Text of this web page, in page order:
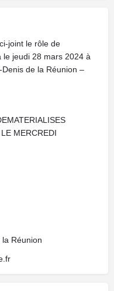
joint le rôle de
le jeudi 28 mars 2024 à
de la Réunion –
MERCREDI
Réunion